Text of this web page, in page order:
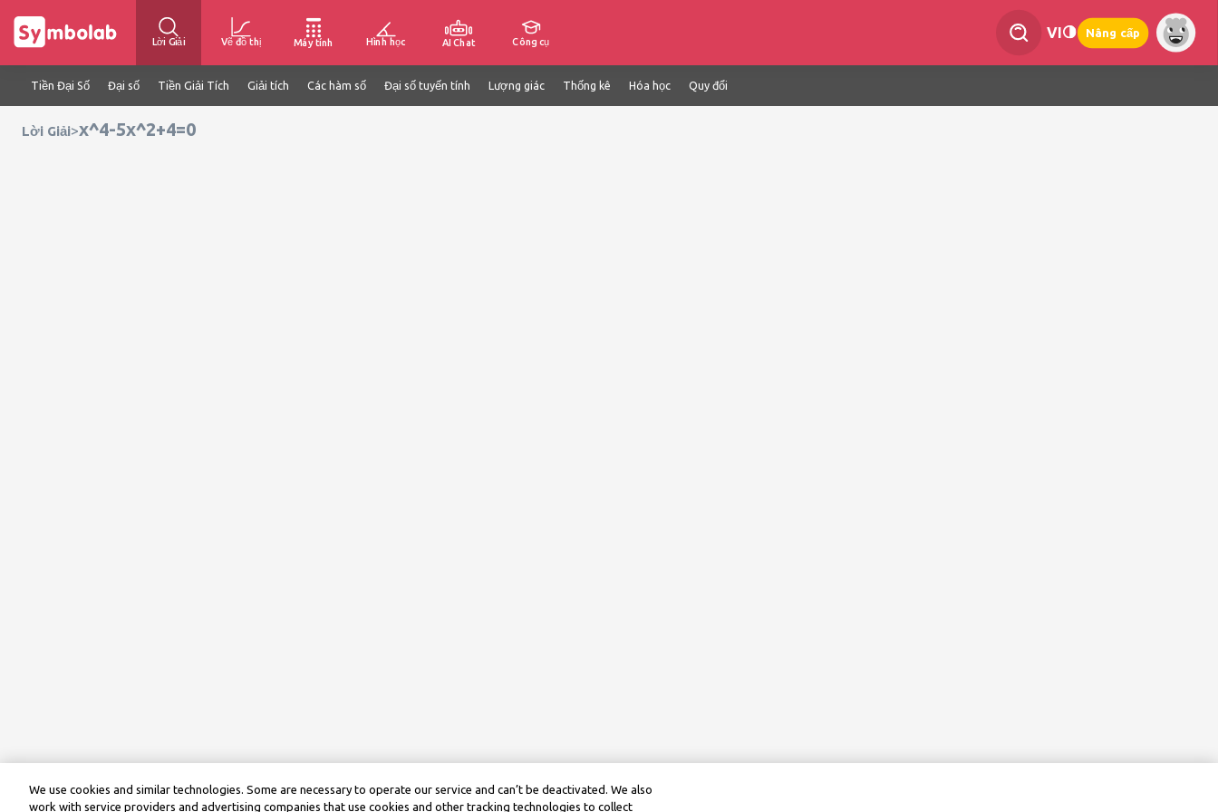
Lời Giải Vẽ đồ thị Máy tính Hình học AI Chat Công cụ
VI Nâng cấp
Tiền Đại Số Đại số Tiền Giải Tích Giải tích Các hàm số Đại số tuyến tính Lượng giác Thống kê Hóa học Quy đổi
Lời Giải>x^4-5x^2+4=0
We use cookies and similar technologies. Some are necessary to operate our service and can’t be deactivated. We also
work with service providers and advertising companies that use cookies and other tracking technologies to collect